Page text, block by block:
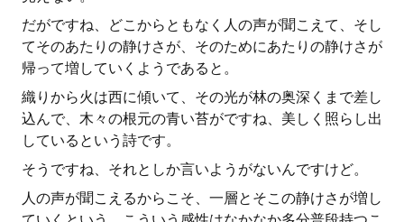
だがですね、どこからともなく人の声が聞こえて、そし
てそのあたりの静けさが、そのためにあたりの静けさが
帰って増していくようであると。
織りから火は西に傾いて、その光が林の奥深くまで差し
込んで、木々の根元の青い苔がですね、美しく照らし出
しているという詩です。
そうですね、それとしか言いようがないんですけど。
人の声が聞こえるからこそ、一層とそこの静けさが増し